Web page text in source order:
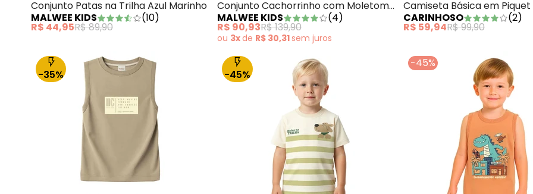
Conjunto Patas na Trilha Azul Marinho
MALWEE KIDS
(10)
R$ 44,95R$ 89,90
Conjunto Cachorrinho com Moletom
Azul Marinho
MALWEE KIDS (4)
R$ 90,93R$ 139,90
ou 3xde R$ 30,31sem juros
Camiseta Básica em
CARINHOSO
(2)
R$ 59,94R$ 99,90
-35% -45%
-45%